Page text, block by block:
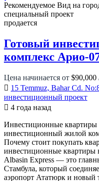
Рекомендуемое Вид на
специальный проект
продается
Готовый
комплекс Арио-
Цена начинается от $90,000
инвестиционный проект
4 года назад
Инвестиционные квартиры
инвестиционный жилой
Почему стоит покупать
инвестиционные квартиры
Albasin Express — это
Стамбула, который
аэропорт Ататюрк и новый